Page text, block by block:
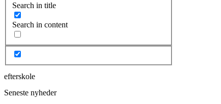
Search in title
Search in content
efterskole
Seneste nyheder